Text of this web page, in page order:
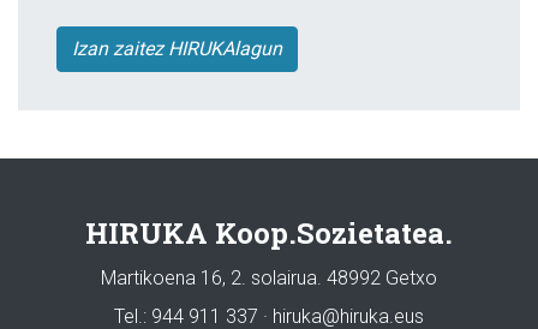
Izan zaitez HIRUKAlagun
HIRUKA Koop.Sozietatea.
Martikoena 16, 2. solairua. 48992 Getxo
Tel.: 944 911 337 · hiruka@hiruka.eus